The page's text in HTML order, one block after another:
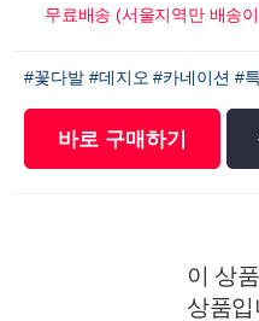
무료배송 (서울지역만 배송
#꽃다발 #데지오 #카네이션 #
바로 구매하기
이 상
상품입